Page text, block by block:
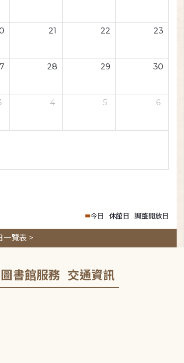
21 22 23
28 29 30
4 5 6
今日 休館日 調整開放日
一覽表 >
圖書館服務 交通資訊